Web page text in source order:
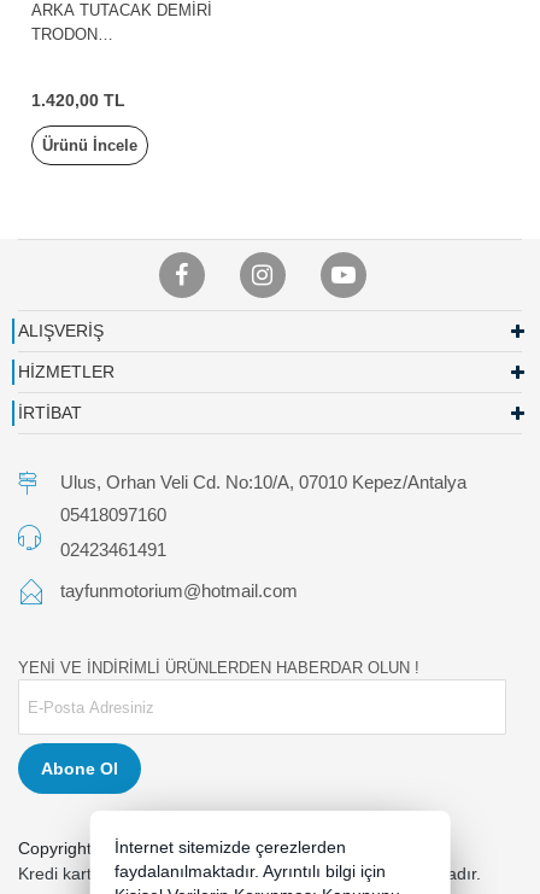
ARKA TUTACAK DEMİRİ
TRODON
1.420,00 TL
Ürünü İncele
ALIŞVERİŞ
HİZMETLER
İRTİBAT
Ulus, Orhan Veli Cd. No:10/A, 07010 Kepez/Antalya
05418097160
02423461491
tayfunmotorium@hotmail.com
YENİ VE İNDİRİMLİ ÜRÜNLERDEN HABERDAR OLUN !
Abone Ol
Copyright 2026 tayfunmotor.com - Tüm hakları saklıdır.
Kredi kartı bilgileriniz 256bit SSL sertifikası ile korunmaktadır.
İnternet sitemizde çerezlerden
faydalanılmaktadır. Ayrıntılı bilgi için